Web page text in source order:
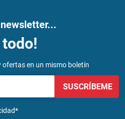
todo!
ofertas en un mismo boletín
SUSCRÍBEME